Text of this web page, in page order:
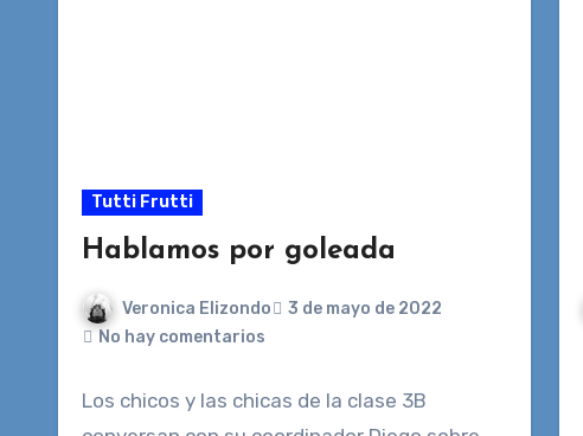
Tutti Frutti
Hablamos por goleada
Veronica Elizondo
3 de mayo de 2022
No hay comentarios
Los chicos y las chicas de la clase 3B